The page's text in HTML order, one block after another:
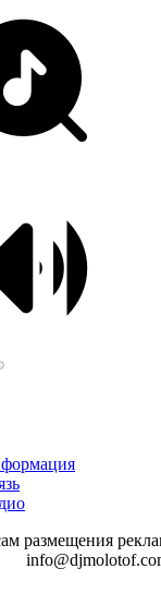
размещения